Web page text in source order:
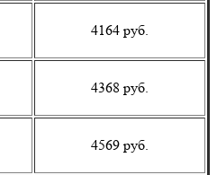
4164 руб.
4368 руб.
4569 руб.